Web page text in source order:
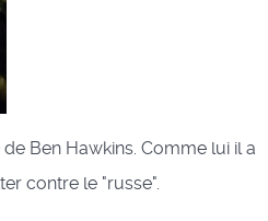
Ben Hawkins. Comme lui il a
contre le "russe".